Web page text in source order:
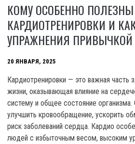
КОМУ ОСОБЕННО ПОЛЕЗНЫ
КАРДИОТРЕНИРОВКИ И
УПРАЖНЕНИЯ ПРИВЫЧКОЙ
20 ЯНВАРЯ, 2025
Кардиотренировки — это важная часть
жизни, оказывающая влияние на
систему и общее состояние
улучшить кровообращение, ускорить
риск заболеваний сердца. Кардио
людей с избыточным весом, высоким